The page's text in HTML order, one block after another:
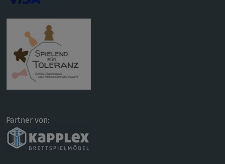
Partner von: